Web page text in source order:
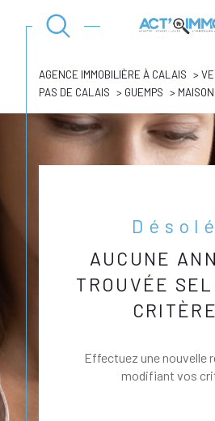
AGENCE IMMOBILIÈRE À CALAIS
PAS DE CALAIS
GUEMPS MAISON
AUCUNE
TROUVÉE
Effectuez une nouvelle
modifiant vos